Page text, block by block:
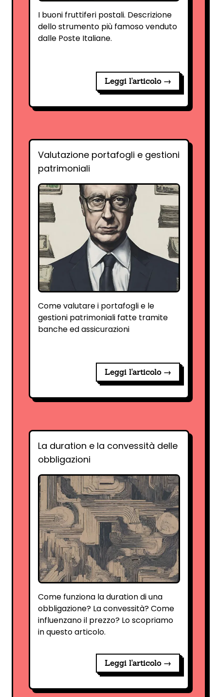
I buoni fruttiferi postali. Descrizione
dello strumento più famoso venduto
dalle Poste Italiane.
Leggi l'articolo →
Valutazione portafogli e gestioni
patrimoniali
Come valutare i portafogli e le
gestioni patrimoniali fatte tramite
banche ed assicurazioni
Leggi l'articolo →
La duration e la convessità delle
obbligazioni
Come funziona la duration di una
obbligazione? La convessità? Come
influenzano il prezzo? Lo scopriamo
in questo articolo.
Leggi l'articolo →